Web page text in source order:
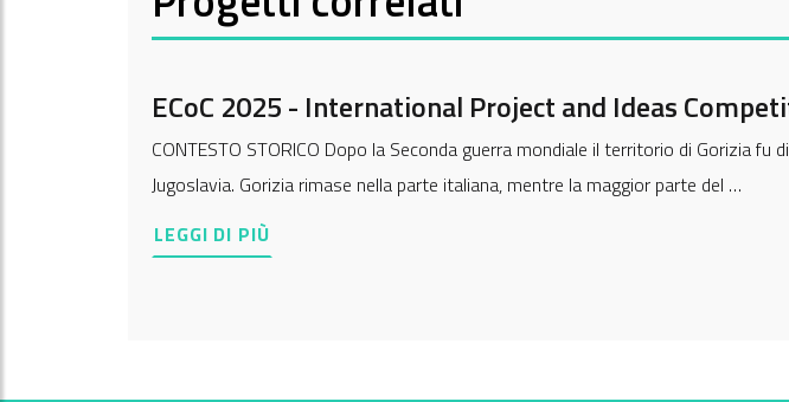
ECoC 2025 - International Project and Ideas
CONTESTO STORICO Dopo la Seconda guerra mondiale il territorio di Gorizia fu
Jugoslavia. Gorizia rimase nella parte italiana, mentre la maggior parte del …
LEGGI DI PIÙ